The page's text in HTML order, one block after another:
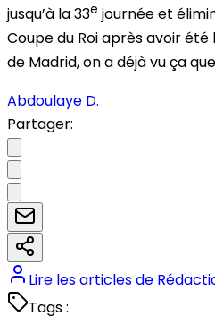
jusqu’à la 33e journée et
Coupe du Roi après avoir
de Madrid, on a déjà vu ça
Abdoulaye D.
Partager:
Lire les articles de
Tags :